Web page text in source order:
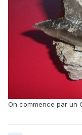
On commence par un